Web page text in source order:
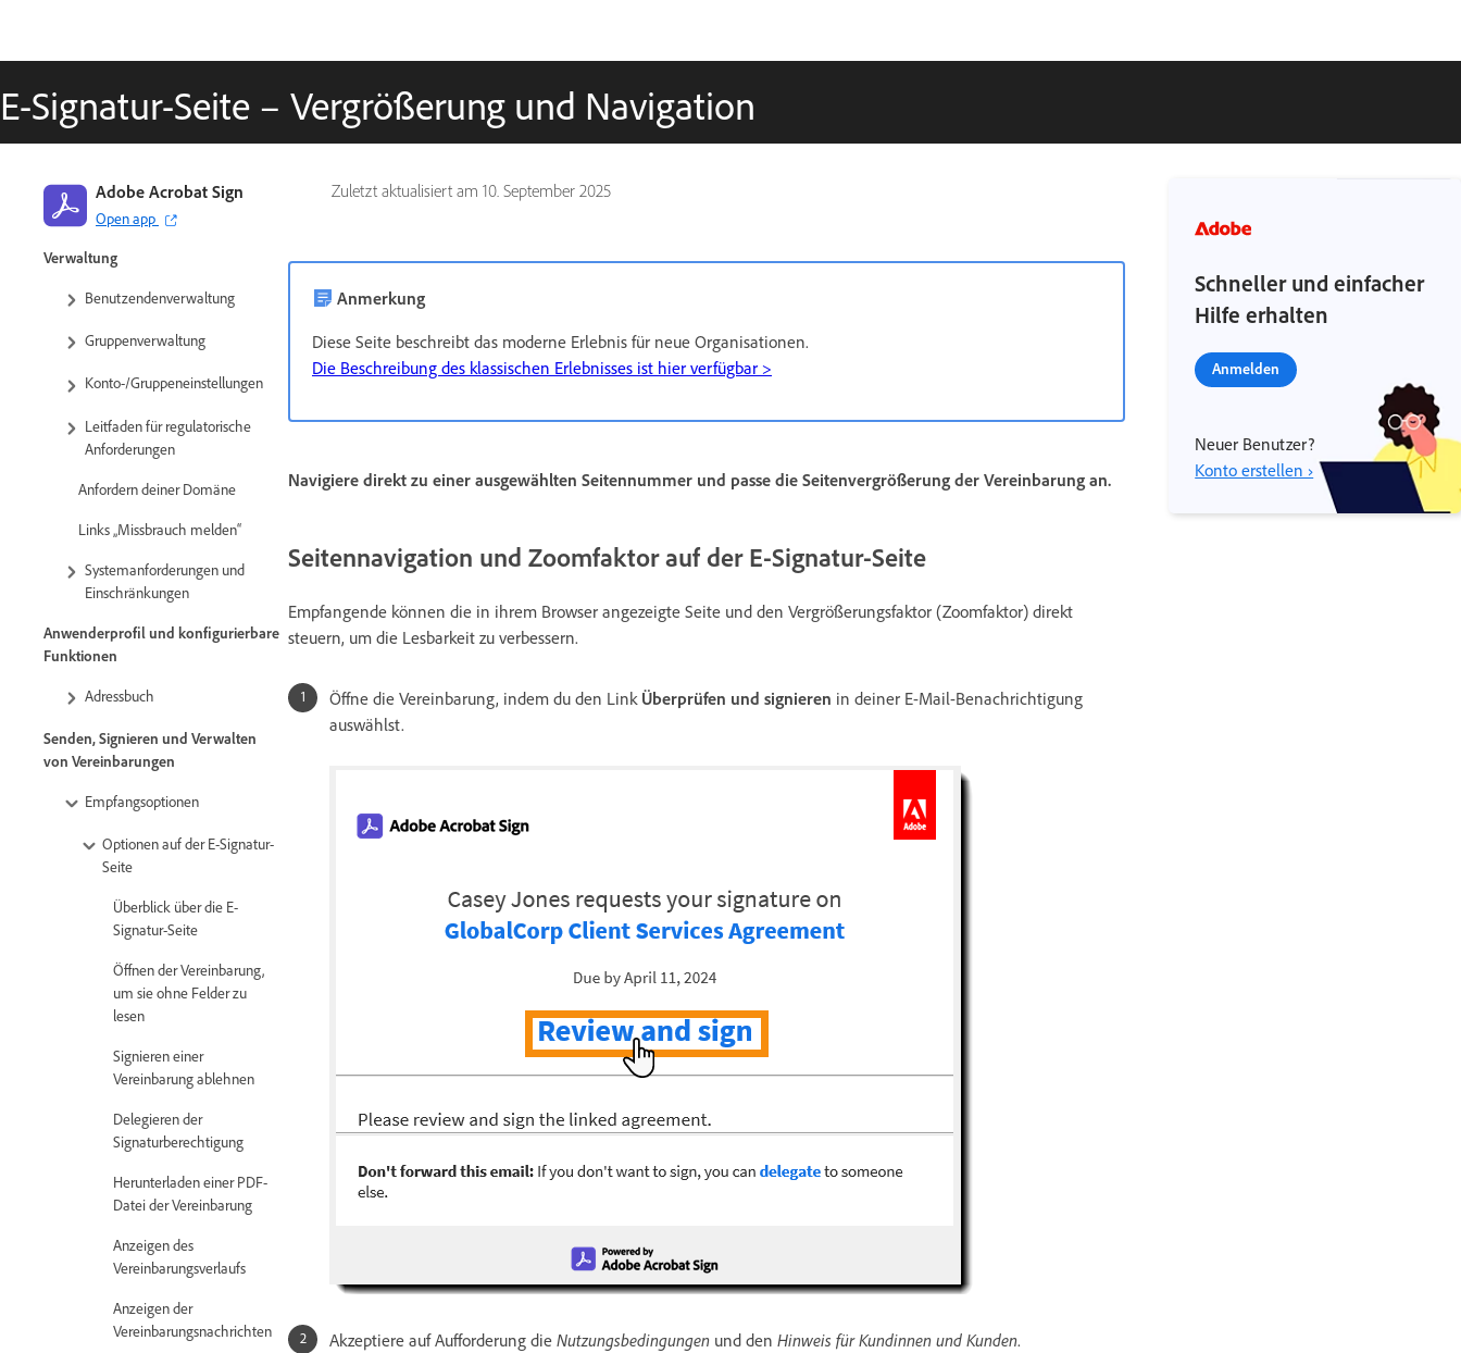
E-Signatur-Seite – Vergrößerung und Navigation
Zuletzt aktualisiert am 10. September 2025
Adobe Acrobat Sign
Open app
Kurzanleitung für Benutzende
Enterprise-Testversion
Verwaltung
Benutzendenverwaltung
Gruppenverwaltung
Konto-/Gruppeneinstellungen
Leitfaden für regulatorische
Anforderungen
Anfordern deiner Domäne
Links „Missbrauch melden“
Systemanforderungen und
Einschränkungen
Anwenderprofil und konfigurierbare
Funktionen
Adressbuch
Senden, Signieren und Verwalten
von Vereinbarungen
Empfangsoptionen
Optionen auf der E-Signatur-
Seite
Überblick über die E-
Signatur-Seite
Öffnen der Vereinbarung,
um sie ohne Felder zu
lesen
Signieren einer
Vereinbarung ablehnen
Delegieren der
Signaturberechtigung
Herunterladen einer PDF-
Datei der Vereinbarung
Anzeigen des
Vereinbarungsverlaufs
Anzeigen der
Vereinbarungsnachrichten
Anmerkung
Diese Seite beschreibt das moderne Erlebnis für neue Organisationen.
Die Beschreibung des klassischen Erlebnisses ist hier verfügbar >
Navigiere direkt zu einer ausgewählten Seitennummer und passe die Seitenvergrößerung der Vereinbarung an.
Seitennavigation und Zoomfaktor auf der E-Signatur-Seite
Empfangende können die in ihrem Browser angezeigte Seite und den Vergrößerungsfaktor (Zoomfaktor) direkt
steuern, um die Lesbarkeit zu verbessern.
Öffne die Vereinbarung, indem du den Link Überprüfen und signieren in deiner E-Mail-Benachrichtigung
auswählst.
Akzeptiere auf Aufforderung die Nutzungsbedingungen und den Hinweis für Kundinnen und Kunden.
Schneller und einfacher
Hilfe erhalten
Anmelden
Neuer Benutzer?
Konto erstellen ›